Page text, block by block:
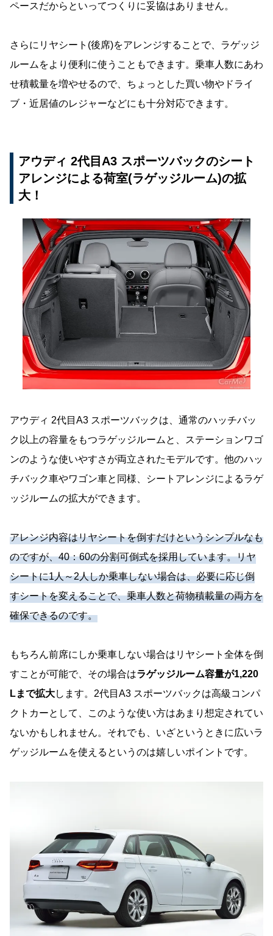
ペースだからといってつくりに妥協はありません。
さらにリヤシート(後席)をアレンジすることで、ラゲッジ
ルームをより便利に使うこともできます。乗車人数にあわ
せ積載量を増やせるので、ちょっとした買い物やドライ
ブ・近居値のレジャーなどにも十分対応できます。
アウディ 2代目A3 スポーツバックのシート
アレンジによる荷室(ラゲッジルーム)の拡
大！
アウディ 2代目A3 スポーツバックは、通常のハッチバッ
ク以上の容量をもつラゲッジルームと、ステーションワゴ
ンのような使いやすさが両立されたモデルです。他のハッ
チバック車やワゴン車と同様、シートアレンジによるラゲ
ッジルームの拡大ができます。
アレンジ内容はリヤシートを倒すだけというシンプルなも
のですが、40：60の分割可倒式を採用しています。リヤ
シートに1人～2人しか乗車しない場合は、必要に応じ倒
すシートを変えることで、乗車人数と荷物積載量の両方を
確保できるのです。
もちろん前席にしか乗車しない場合はリヤシート全体を倒
すことが可能で、その場合はラゲッジルーム容量が1,220
Lまで拡大します。2代目A3 スポーツバックは高級コンパ
クトカーとして、このような使い方はあまり想定されてい
ないかもしれません。それでも、いざというときに広いラ
ゲッジルームを使えるというのは嬉しいポイントです。